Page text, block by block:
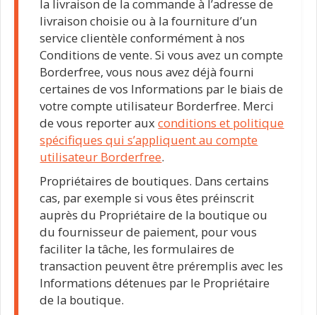
la livraison de la commande à l’adresse de
livraison choisie ou à la fourniture d’un
service clientèle conformément à nos
Conditions de vente. Si vous avez un compte
Borderfree, vous nous avez déjà fourni
certaines de vos Informations par le biais de
votre compte utilisateur Borderfree. Merci
de vous reporter auxconditions et politique
spécifiques qui s’appliquent au compte
utilisateur Borderfree.
Propriétaires de boutiques. Dans certains
cas, par exemple si vous êtes préinscrit
auprès du Propriétaire de la boutique ou
du fournisseur de paiement, pour vous
faciliter la tâche, les formulaires de
transaction peuvent être préremplis avec les
Informations détenues par le Propriétaire
de la boutique.